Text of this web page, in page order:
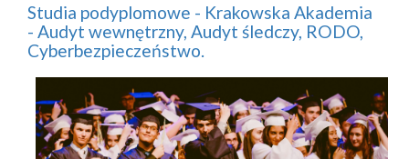
Studia podyplomowe - Krakowska Akademia
- Audyt wewnętrzny, Audyt śledczy, RODO,
Cyberbezpieczeństwo.